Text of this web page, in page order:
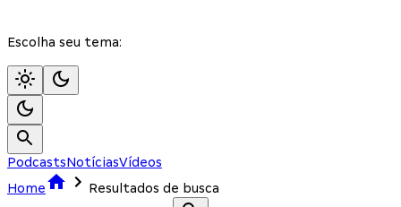
Escolha seu tema:
PodcastsNotíciasVídeos
Home
Resultados de busca